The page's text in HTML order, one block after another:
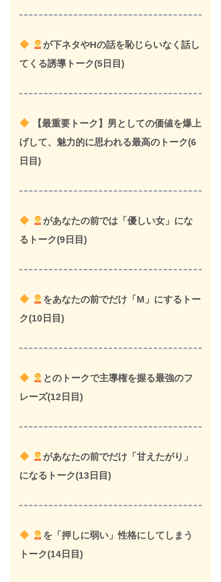
が下ネタやHの話を恥じらいなく話し
てくる誘導トーク(5日目)
【最重要トーク】男としての価値を爆上
げして、魅力的に思われる最高のトーク(6
日目)
があなたの前では「優しい女」にな
るトーク(9日目)
をあなたの前でだけ「M」にするトー
ク(10日目)
とのトークで主導権を握る最強のフ
レーズ(12日目)
があなたの前でだけ「甘えたがり」
になるトーク(13日目)
を「押しに弱い」性格にしてしまう
トーク(14日目)